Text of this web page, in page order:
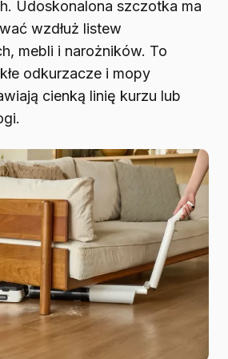
Udoskonalona szczotka ma
wzdłuż listew
mebli i narożników. To
odkurzacze i mopy
cienką linię kurzu lub